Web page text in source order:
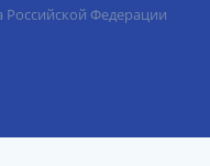
Российской Федерации